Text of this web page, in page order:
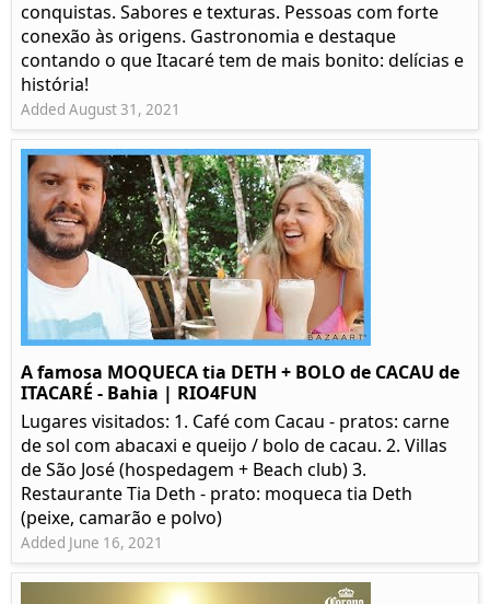
conquistas. Sabores e texturas. Pessoas com forte
conexão às origens. Gastronomia e destaque
contando o que Itacaré tem de mais bonito: delícias e
história!
Added August 31, 2021
A famosa MOQUECA tia DETH + BOLO de CACAU de
ITACARÉ - Bahia | RIO4FUN
Lugares visitados: 1. Café com Cacau - pratos: carne
de sol com abacaxi e queijo / bolo de cacau. 2. Villas
de São José (hospedagem + Beach club) 3.
Restaurante Tia Deth - prato: moqueca tia Deth
(peixe, camarão e polvo)
Added June 16, 2021